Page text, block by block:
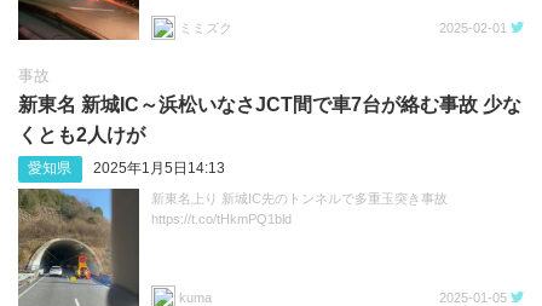
ミミズク 2025-02-01
事故
新東名 新城IC～浜松いなさJCT間で車7台が絡む事故 少な
くとも2人けが
愛知県 2025年1月5日14:13
新東名上り 新城IC先のトンネルで多重玉突き事故
https://t.co/tHkmPQ1bld
kuma 2025-01-05